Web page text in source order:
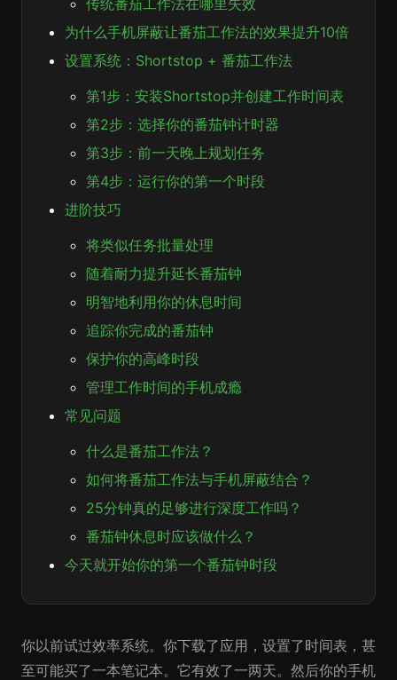
传统番茄工作法在哪里失效
为什么手机屏蔽让番茄工作法的效果提升10倍
设置系统：Shortstop + 番茄工作法
第1步：安装Shortstop并创建工作时间表
第2步：选择你的番茄钟计时器
第3步：前一天晚上规划任务
第4步：运行你的第一个时段
进阶技巧
将类似任务批量处理
随着耐力提升延长番茄钟
明智地利用你的休息时间
追踪你完成的番茄钟
保护你的高峰时段
管理工作时间的手机成瘾
常见问题
什么是番茄工作法？
如何将番茄工作法与手机屏蔽结合？
25分钟真的足够进行深度工作吗？
番茄钟休息时应该做什么？
今天就开始你的第一个番茄钟时段
你以前试过效率系统。你下载了应用，设置了时间表，甚
至可能买了一本笔记本。它有效了一两天。然后你的手机